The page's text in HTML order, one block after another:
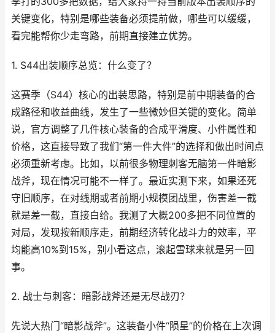
关键变化，特别是哪些装备必须提前做，哪些可以缓缓，
看完能帮你少走弯路，前期直接建立优势。
1. S44出装顺序总览：什么变了？
这赛季（S44）核心的出装思路，特别是前中期装备的合
成路径和收益曲线，发生了一些微妙但关键的变化。简单
说，官方调整了几件核心装备的合成平滑度、小件属性和
价格，这直接导致了我们“第一件大件”的选择和做出时间点
必须重新考虑。比如，以前很多物理刺客无脑第一件暗影
战斧，现在情况可能不一样了。最近实测下来，如果还死
守旧顺序，在对线期或者前期小规模团战里，伤害差一截
就是差一截，直接白给。我测了大概200多把不同位置的
对局，发现按新顺序走，前期经济转化战斗力的效率，平
均能高10%到15%，别小看这点，滚起雪球来就是另一回
事。
2. 战士与刺客：暗影战斧还是无尽战刃？
先说大热门“暗影战斧”。这装备小件“陨星”的价格在上次调